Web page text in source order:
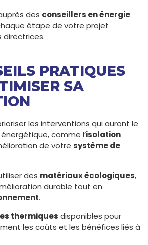
des conseillers en énergie
étape de votre projet
directrices.
PRATIQUES
SA
les interventions qui auront le
comme l’isolation
de votre système de
des matériaux écologiques,
durable tout en
.
thermiques disponibles pour
les coûts et les bénéfices liés à